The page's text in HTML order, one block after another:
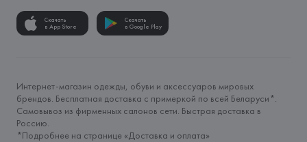
Скачать
в App Store
Скачать
в Google Play
Интернет-магазин одежды, обуви и аксессуаров мировых
брендов. Бесплатная доставка с примеркой по всей Беларуси*.
Самовывоз из фирменных салонов сети. Быстрая доставка в
Россию.
*Подробнее на странице «Доставка и оплата»